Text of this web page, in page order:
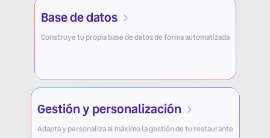
Base de datos
Construye tu propia base de datos de forma automatizada
Gestión y personalización
Adapta y personaliza al máximo la gestión de tu restaurante